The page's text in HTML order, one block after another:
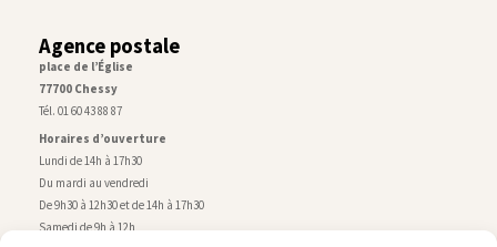
Agence postale
place de l’Église
77700 Chessy
Tél. 01 60 43 88 87
Horaires d’ouverture
Lundi de 14h à 17h30
Du mardi au vendredi
De 9h30 à 12h30 et de 14h à 17h30
Samedi de 9h à 12h